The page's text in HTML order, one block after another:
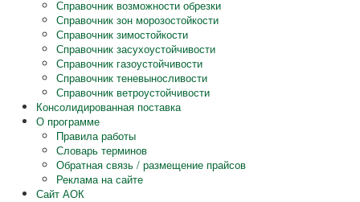
Справочник возможности обрезки
Справочник зон морозостойкости
Справочник зимостойкости
Справочник засухоустойчивости
Справочник газоустойчивости
Справочник теневыносливости
Справочник ветроустойчивости
Консолидированная поставка
О программе
Правила работы
Словарь терминов
Обратная связь / размещение прайсов
Реклама на сайте
Сайт АОК